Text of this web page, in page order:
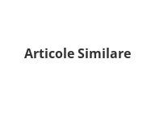
Articole Similare